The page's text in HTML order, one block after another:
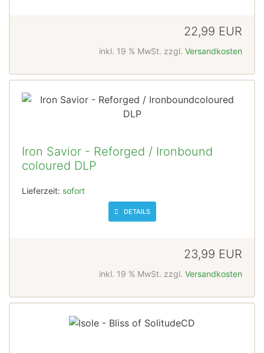
22,99 EUR
inkl. 19 % MwSt. zzgl. Versandkosten
Iron Savior - Reforged / Ironbound
coloured DLP
Lieferzeit: sofort
DETAILS
23,99 EUR
inkl. 19 % MwSt. zzgl. Versandkosten